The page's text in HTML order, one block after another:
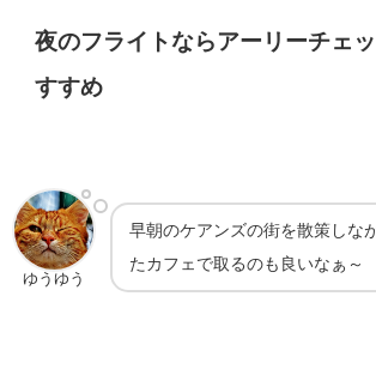
夜のフライトならアーリーチェ
すすめ
ゆうゆう
早朝のケアンズの街を散策しな
たカフェで取るのも良いなぁ～